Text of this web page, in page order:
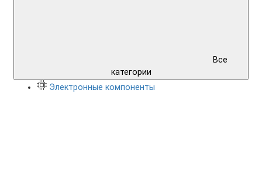
Все
категории
Электронные компоненты